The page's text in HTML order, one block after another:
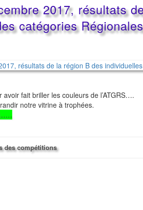
2017, résultats
catégories
fait briller les couleurs de l’ATGRS….
notre vitrine à trophées.
des compétitions